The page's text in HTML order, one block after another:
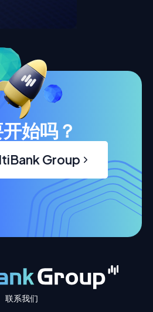
始吗？
Group
联系我们